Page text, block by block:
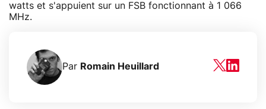
watts et s'appuient sur un FSB fonctionnant à 1 066
MHz.
Par Romain Heuillard